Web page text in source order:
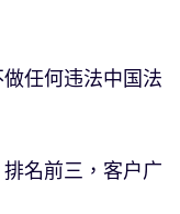
任何违法中国法
名前三，客户广